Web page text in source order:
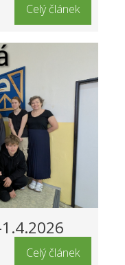
Celý článek
Celý článek